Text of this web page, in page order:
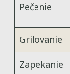
Pečenie
Grilovanie
Zapekanie